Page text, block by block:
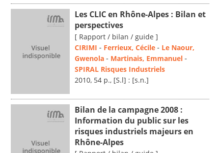
Les CLIC en Rhône-Alpes : Bilan et
perspectives
[ Rapport / bilan / guide ]
CIRIMI - Ferrieux, Cécile - Le Naour,
Gwenola - Martinais, Emmanuel -
SPIRAL Risques Industriels
2010, 54 p., [S.l] : [s.n.]
Bilan de la campagne 2008 :
Information du public sur les
risques industriels majeurs en
Rhône-Alpes